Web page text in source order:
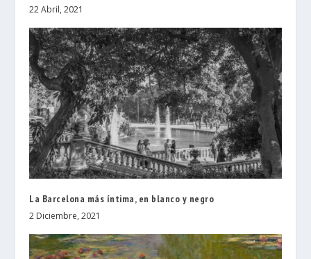
22 Abril, 2021
La Barcelona más íntima, en blanco y negro
2 Diciembre, 2021